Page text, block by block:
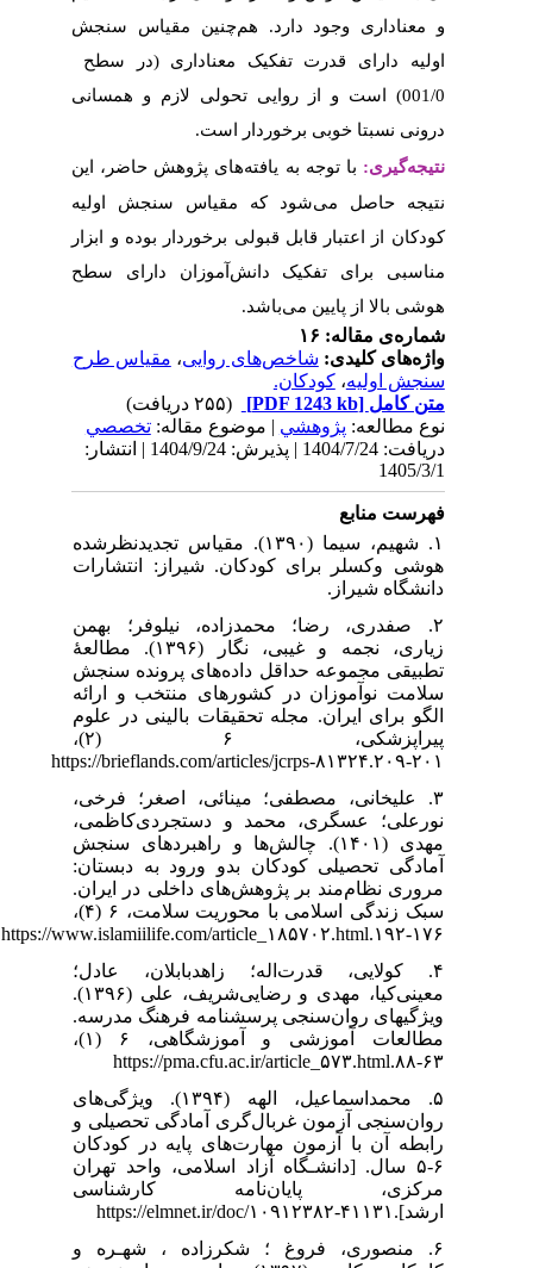
مقیاس سنجش
(در سطح
و همسانی
حاضر، این
سنجش اولیه
بوده و ابزار
دارای سطح
مقیاس طرح
تخصصي
دریافت: 1404/7/24 | پذیرش: 1404/9/24 | انتشار:
مقیاس تجدیدنظرشده
انتشارات
بهمن
زیاری، نجمه و غیبی، نگار (۱۳۹۶). مطالعۀ
پرونده سنجش
و ارائه
در علوم
پیراپزشکی، ۶ (۲)،
اصغر؛ فرخی،
راهبردهای سنجش
به دبستان:
در ایران.
سبک زندگی اسلامی با محوریت سلامت، ۶ (۴)،
عادل؛
معینی‌کیا، مهدی و رضایی‌شریف، علی (۱۳۹۶).
فرهنگ مدرسه.
مطالعات آموزشی و آموزشگاهی، ۶ (۱)،
۵. محمداسماعیل، الهه (۱۳۹۴). ویژگی‌های
تحصیلی و
در کودکان
واحد تهران
، شهـره و